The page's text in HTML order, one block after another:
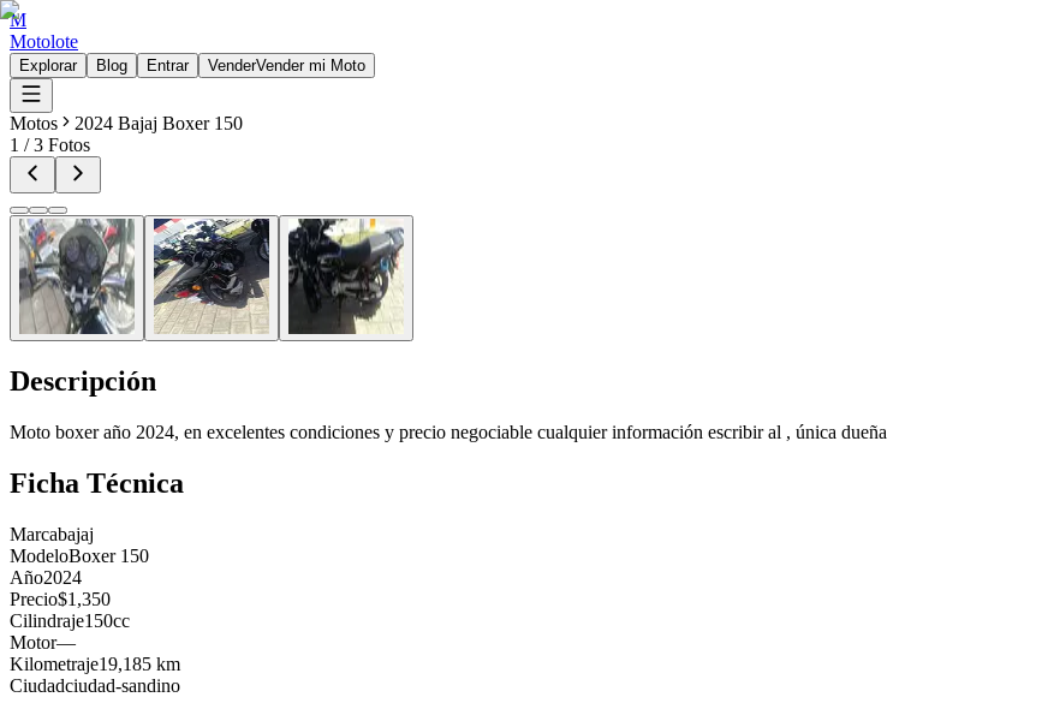
M
Motolote
Explorar Blog Entrar VenderVender mi Moto
Motos
2024 Bajaj Boxer 150
1 /3 Fotos
Descripción
Moto boxer año 2024, en excelentes condiciones y precio negociable cualquier información escribir al , única dueña
Ficha Técnica
Marcabajaj
ModeloBoxer 150
Año2024
Precio$1,350
Cilindraje150cc
Motor—
Kilometraje19,185 km
Ciudadciudad-sandino